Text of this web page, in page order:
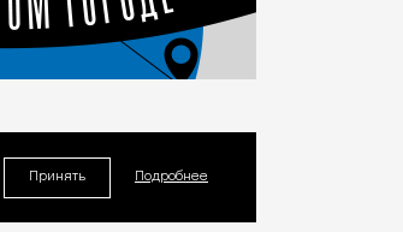
Принять Подробнее